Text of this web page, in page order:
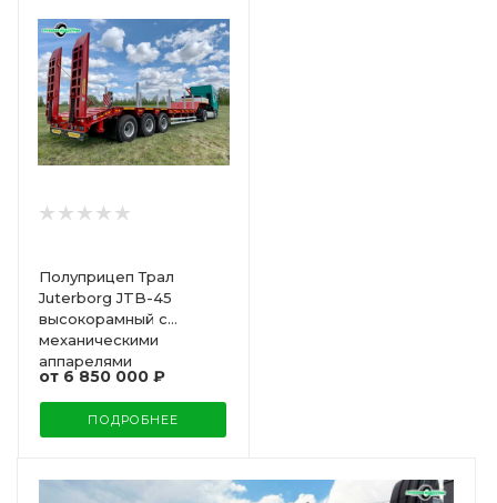
Полуприцеп Трал
Juterborg JTB-45
высокорамный с
механическими
аппарелями
от 6 850 000 ₽
ПОДРОБНЕЕ